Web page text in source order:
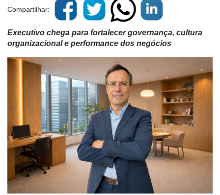
Compartilhar:
Executivo chega para fortalecer governança, cultura
organizacional e performance dos negócios